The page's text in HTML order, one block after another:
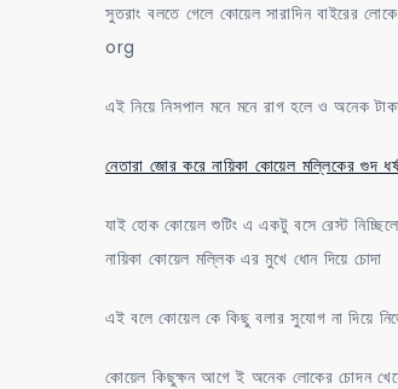
সুতরাং বলতে গেলে কোয়েল সারাদিন বাইরের
org
এই নিয়ে নিসপাল মনে মনে রাগ হলে ও অনেক
নেতারা জোর করে নায়িকা কোয়েল মল্লিকের গুদ
যাই হোক কোয়েল শুটিং এ একটু বসে রেস্ট
নায়িকা কোয়েল মল্লিক এর মুখে ধোন দিয়ে চোদা
এই বলে কোয়েল কে কিছু বলার সুযোগ না দিয়ে
কোয়েল কিছুক্ষন আগে ই অনেক লোকের চোদন